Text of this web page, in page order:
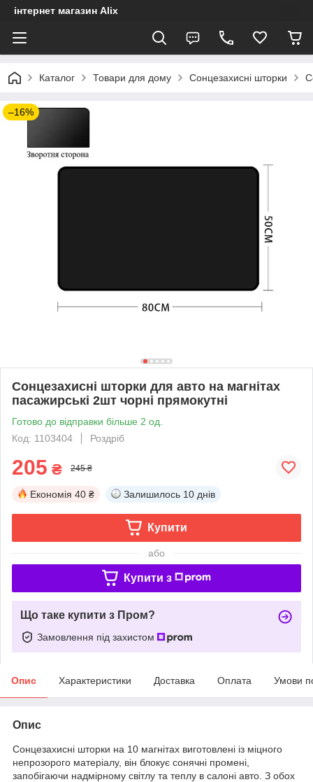
інтернет магазин Alix
Каталог Товари для дому Сонцезахисні шторки
–16%
Сонцезахисні шторки для авто на магнітах
пасажирські 2шт чорні прямокутні
Готово до відправки більше 2 од.
Код: 1103404
Роздріб
205 ₴ 245 ₴
Економія 40 ₴ Залишилось 10 днів
Купити
або
Купити з
Що таке купити з Пром?
Замовлення під захистом
Опис Характеристики Доставка Оплата Умови
Опис
Сонцезахисні шторки на 10 магнітах виготовлені із міцного
непрозорого матеріалу, він блокує сонячні промені,
запобігаючи надмірному світлу та теплу в салоні авто. З обох